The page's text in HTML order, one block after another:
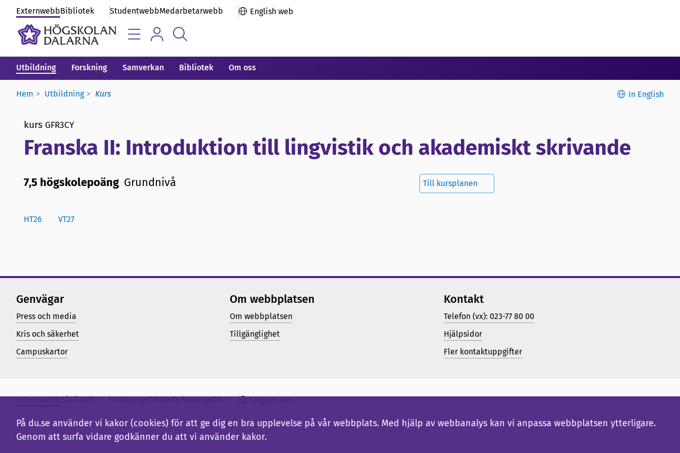
ExternwebbBibliotek StudentwebbMedarbetarwebb English web
Utbildning Forskning Samverkan Bibliotek Om oss
Hem Utbildning Kurs In English
kurs GFR3CY
Franska II: Introduktion till lingvistik och akademiskt skrivande
7,5 högskolepoäng Grundnivå Till kursplanen
HT26 VT27
Genvägar
Press och media
Kris och säkerhet
Campuskartor
Om webbplatsen
Om webbplatsen
Tillgänglighet
Kontakt
Telefon (vx): 023-77 80 00
Hjälpsidor
Fler kontaktuppgifter
ExternwebbBibliotek StudentwebbMedarbetarwebb
På du.se använder vi kakor (cookies) för att ge dig en bra upplevelse på vår webbplats. Med hjälp av webbanalys kan vi anpassa webbplatsen ytterligare.
Genom att surfa vidare godkänner du att vi använder kakor.